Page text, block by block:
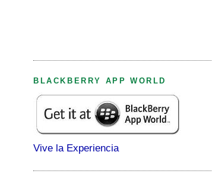
BLACKBERRY APP WORLD
Vive la Experiencia